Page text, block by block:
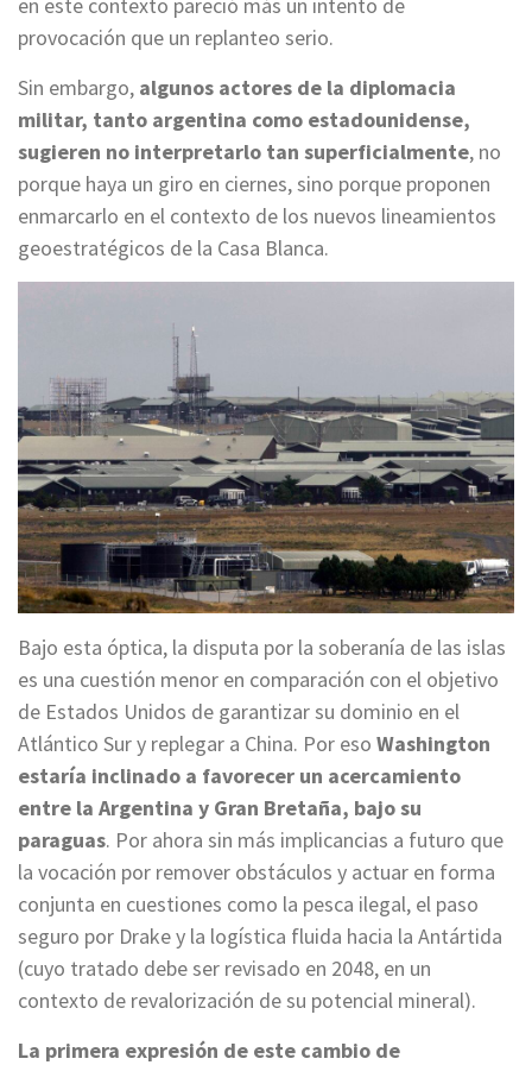
en este contexto pareció más un intento de
provocación que un replanteo serio.
Sin embargo, algunos actores de la diplomacia
militar, tanto argentina como estadounidense,
sugieren no interpretarlo tan superficialmente, no
porque haya un giro en ciernes, sino porque proponen
enmarcarlo en el contexto de los nuevos lineamientos
geoestratégicos de la Casa Blanca.
Bajo esta óptica, la disputa por la soberanía de las islas
es una cuestión menor en comparación con el objetivo
de Estados Unidos de garantizar su dominio en el
Atlántico Sur y replegar a China. Por eso Washington
estaría inclinado a favorecer un acercamiento
entre la Argentina y Gran Bretaña, bajo su
paraguas. Por ahora sin más implicancias a futuro que
la vocación por remover obstáculos y actuar en forma
conjunta en cuestiones como la pesca ilegal, el paso
seguro por Drake y la logística fluida hacia la Antártida
(cuyo tratado debe ser revisado en 2048, en un
contexto de revalorización de su potencial mineral).
La primera expresión de este cambio de